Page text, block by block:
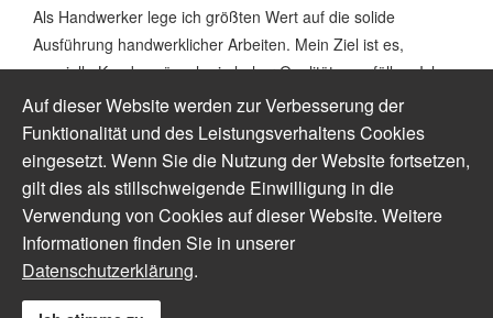
Als Handwerker lege ich größten Wert auf die solide
Ausführung handwerklicher Arbeiten. Mein Ziel ist es,
spezielle Kundenwünsche in hoher Qualität zu erfüllen. Ich
würde mich freuen, Ihnen meine handwerklichen Fähigkeiten
praktisch unter Beweis stellen zu können. Verschaffen Sie
sich anhand dieser Homepage einen Überblick über den
Umfang meines Angebotes 20 Jährige Erfahrungen von
Recaro Sitze und Einbauten .
Auf dieser Website werden zur Verbesserung der
Funktionalität und des Leistungsverhaltens Cookies
eingesetzt. Wenn Sie die Nutzung der Website fortsetzen,
gilt dies als stillschweigende Einwilligung in die
Verwendung von Cookies auf dieser Website. Weitere
Informationen finden Sie in unserer
Datenschutzerklärung.